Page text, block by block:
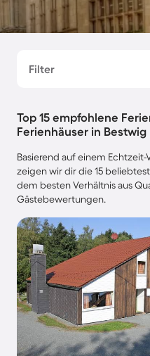
Filter
Top 15 empfohlene
Ferienhäuser in Bestwig
Basierend auf einem
zeigen wir dir die 15
dem besten Verhältnis aus
Gästebewertungen.